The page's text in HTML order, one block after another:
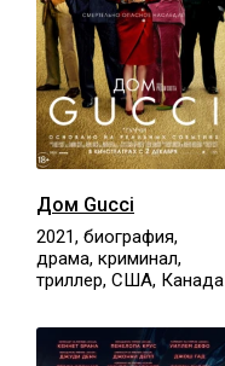
Дом Gucci
2021, биография,
драма, криминал,
триллер, США, Канада